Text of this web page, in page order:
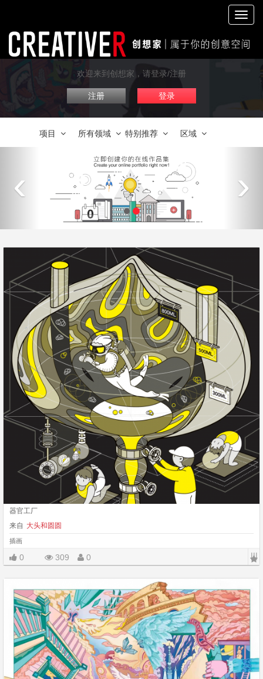
切
换
航
欢迎来到创想家，请登录/注册
注册 登录
项目 所有领域 特别推荐 区域
‹ ›
器官工厂
来自 大头和圆圆
插画
0 309 0 |||